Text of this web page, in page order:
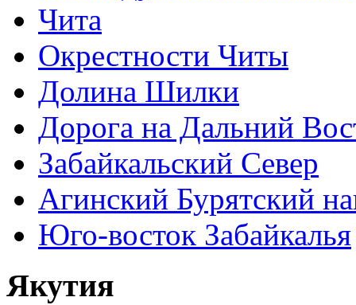
Чита
Окрестности Читы
Долина Шилки
Дорога на Дальний
Забайкальский Север
Агинский Бурятский
Юго-восток Забайкалья
Якутия